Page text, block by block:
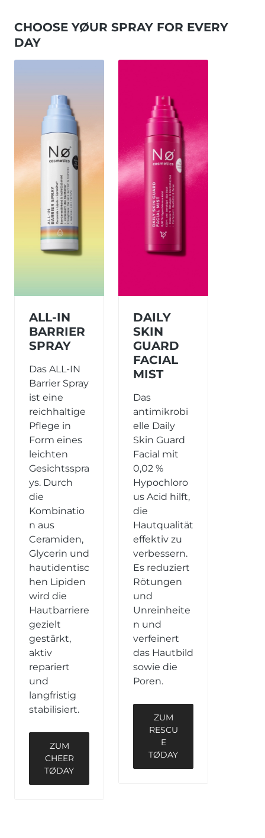
CHOOSE YØUR SPRAY FOR EVERY
DAY
ALL-IN
BARRIER
SPRAY
Das ALL-IN
Barrier Spray
ist eine
reichhaltige
Pflege in
Form eines
leichten
Gesichtsspra
ys. Durch
die
Kombinatio
n aus
Ceramiden,
Glycerin und
hautidentisc
hen Lipiden
wird die
Hautbarriere
gezielt
gestärkt,
aktiv
repariert
und
langfristig
stabilisiert.
ZUM
CHEER
TØDAY
DAILY
SKIN
GUARD
FACIAL
MIST
Das
antimikrobi
elle Daily
Skin Guard
Facial mit
0,02 %
Hypochloro
us Acid hilft,
die
Hautqualität
effektiv zu
verbessern.
Es reduziert
Rötungen
und
Unreinheite
n und
verfeinert
das Hautbild
sowie die
Poren.
ZUM
RESCU
E
TØDAY